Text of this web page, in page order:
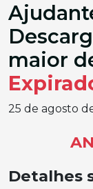
maior
25 de agosto
Detalhes